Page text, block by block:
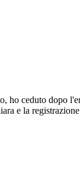
ho ceduto dopo
e la